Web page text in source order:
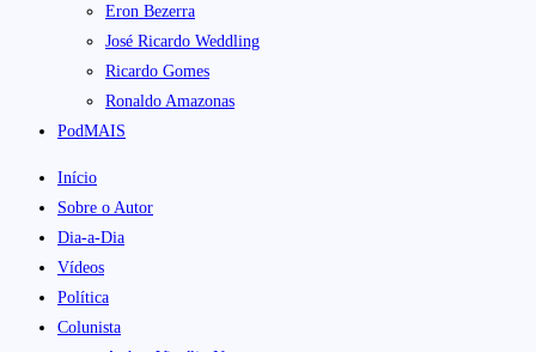
Eron Bezerra
José Ricardo Weddling
Ricardo Gomes
Ronaldo Amazonas
PodMAIS
Início
Sobre o Autor
Dia-a-Dia
Vídeos
Política
Colunista